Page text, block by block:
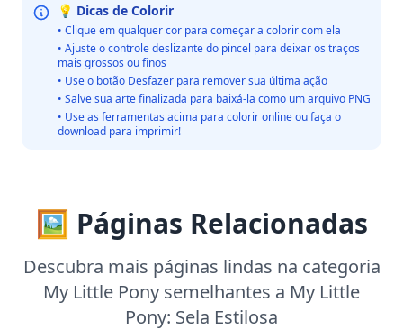
💡 Dicas de Colorir
• Clique em qualquer cor para começar a colorir com ela
• Ajuste o controle deslizante do pincel para deixar os traços
mais grossos ou finos
• Use o botão Desfazer para remover sua última ação
• Salve sua arte finalizada para baixá-la como um arquivo PNG
• Use as ferramentas acima para colorir online ou faça o
download para imprimir!
🖼️ Páginas Relacionadas
Descubra mais páginas lindas na categoria
My Little Pony semelhantes a My Little
Pony: Sela Estilosa